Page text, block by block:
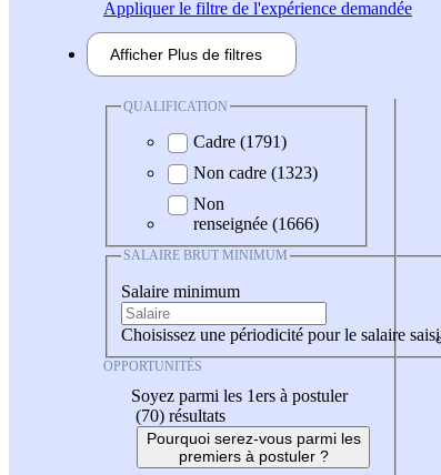
Appliquerle filtre de l'expérience demandée
Afficher Plus de filtres
QUALIFICATION
Cadre (1791)
Non cadre (1323)
Non
renseignée (1666)
SALAIRE BRUT MINIMUM
Salaire minimum
Choisissez une périodicité pour le salaire saisi
OPPORTUNITÉS
Soyez parmi les 1ers à postuler
(70) résultats
Pourquoi serez-vous parmi les
premiers à postuler ?